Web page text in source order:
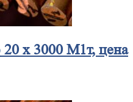
х 3000 М1т, цена